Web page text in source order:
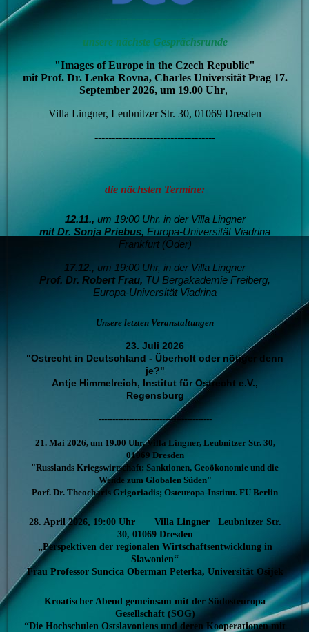
-----------------------------
unsere nächste Gesprächsrunde
"Images of Europe in the Czech Republic"
mit Prof. Dr. Lenka Rovna, Charles Universität Prag 17.
September 2026, um 19.00 Uhr,
Villa Lingner, Leubnitzer Str. 30, 01069 Dresden
-----------------------------------
die nächsten Termine:
12.11., um 19:00 Uhr, in der Villa Lingner
mit Dr. Sonja Priebus, Europa-Universität Viadrina
Frankfurt (Oder)
17.12., um 19:00 Uhr, in der Villa Lingner
Prof. Dr. Robert Frau, TU Bergakademie Freiberg,
Europa-Universität Viadrina
Unsere letzten Veranstaltungen
23. Juli 2026
"Ostrecht in Deutschland - Überholt oder nötiger denn
je?"
Antje Himmelreich, Institut für Ostrecht e.V.,
Regensburg
-----------------------------------------
21. Mai 2026, um 19.00 Uhr, Villa Lingner, Leubnitzer Str. 30,
01069 Dresden
"Russlands Kriegswirtschaft: Sanktionen, Geoökonomie und die
Wende zum Globalen Süden"
Porf. Dr. Theocharis Grigoriadis; Osteuropa-Institut. FU Berlin
28. April 2026, 19:00 Uhr Villa Lingner Leubnitzer Str.
30, 01069 Dresden
„Perspektiven der regionalen Wirtschaftsentwicklung in
Slawonien“
Frau Professor Suncica Oberman Peterka, Universität Osijek
Kroatischer Abend gemeinsam mit der Südosteuropa
Gesellschaft (SOG)
“Die Hochschulen Ostslavoniens und deren Kooperationen mit